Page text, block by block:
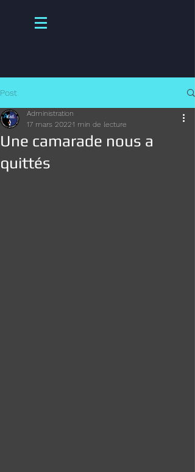
Post
Une camarade nous a
quittés
Administration
17 mars 20221 min de lecture